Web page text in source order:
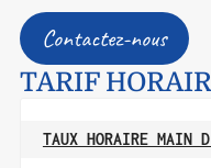
Contactez-nous
TARIF
TAUX HORAIRE MAIN